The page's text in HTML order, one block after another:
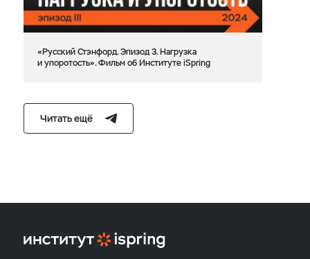
«Русский Стэнфорд. Эпизод 3. Нагрузка
и упоротость». Фильм об Институте iSpring
Читать ещё